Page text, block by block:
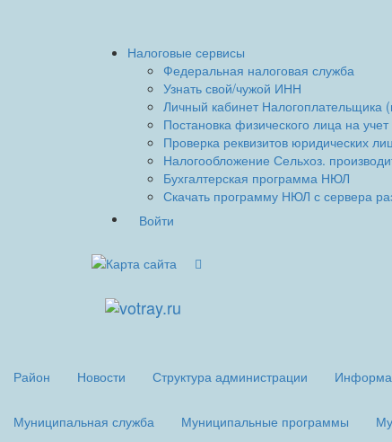
Налоговые сервисы
Федеральная налоговая служба
Узнать свой/чужой ИНН
Личный кабинет Налогоплательщика
Постановка физического лица на
Проверка реквизитов юридических
Налогообложение Сельхоз.
Бухгалтерская программа НЮЛ
Скачать программу НЮЛ с сервера
Войти
Район Новости Структура администрации
Муниципальная служба Муниципальные программы